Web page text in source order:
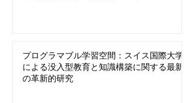
プログラマブル学習空間：スイス国際大学
による没入型教育と知識構築に関する最新
の革新的研究